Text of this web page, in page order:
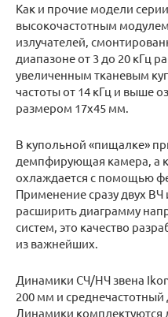
Как и прочие модели
высокочастотным
излучателей,
диапазоне от 3 до 20 кГц
увеличенным тканевым
частоты от 14 кГц и выше
размером 17х45 мм.
В купольной «пищалке»
демпфирующая камера, а
охлаждается с помощью
Применение сразу двух ВЧ
расширить диаграмму
систем, это качество
из важнейших.
Динамики СЧ/НЧ звена
200 мм и
Динамики